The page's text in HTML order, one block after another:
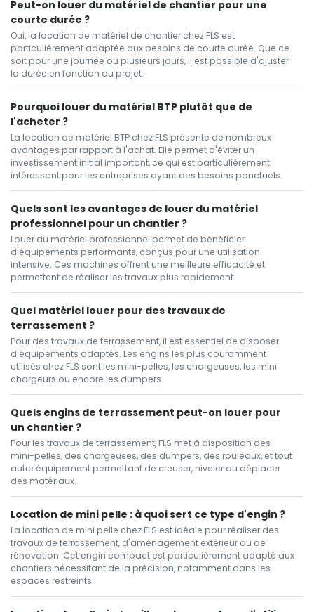
Peut-on louer du matériel de chantier pour une
courte durée ?
Oui, la location de matériel de chantier chez FLS est
particulièrement adaptée aux besoins de courte durée. Que ce
soit pour une journée ou plusieurs jours, il est possible d'ajuster
la durée en fonction du projet.
Pourquoi louer du matériel BTP plutôt que de
l'acheter ?
La location de matériel BTP chez FLS présente de nombreux
avantages par rapport à l'achat. Elle permet d'éviter un
investissement initial important, ce qui est particulièrement
intéressant pour les entreprises ayant des besoins ponctuels.
Quels sont les avantages de louer du matériel
professionnel pour un chantier ?
Louer du matériel professionnel permet de bénéficier
d'équipements performants, conçus pour une utilisation
intensive. Ces machines offrent une meilleure efficacité et
permettent de réaliser les travaux plus rapidement.
Quel matériel louer pour des travaux de
terrassement ?
Pour des travaux de terrassement, il est essentiel de disposer
d'équipements adaptés. Les engins les plus couramment
utilisés chez FLS sont les mini-pelles, les chargeuses, les mini
chargeurs ou encore les dumpers.
Quels engins de terrassement peut-on louer pour
un chantier ?
Pour les travaux de terrassement, FLS met à disposition des
mini-pelles, des chargeuses, des dumpers, des rouleaux, et tout
autre équipement permettant de creuser, niveler ou déplacer
des matériaux.
Location de mini pelle : à quoi sert ce type d'engin ?
La location de mini pelle chez FLS est idéale pour réaliser des
travaux de terrassement, d'aménagement extérieur ou de
rénovation. Cet engin compact est particulièrement adapté aux
chantiers nécessitant de la précision, notamment dans les
espaces restreints.